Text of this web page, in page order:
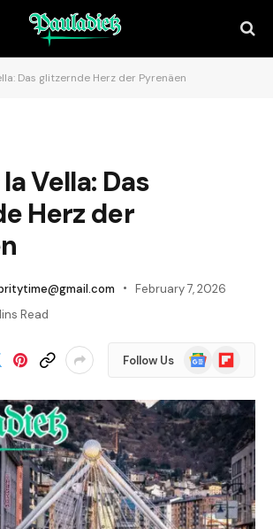
Das glitzernde Herz der Pyrenäen
Vella: Das
Herz der
February 7, 2026
Read
Follow Us
Google
News
Flipboard